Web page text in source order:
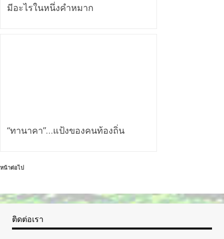
มีอะไรในหนึ่งคำหมาก
“ทานาคา”…แป้งของคนท้องถิ่น
หน้าต่อไป
ติดต่อเรา